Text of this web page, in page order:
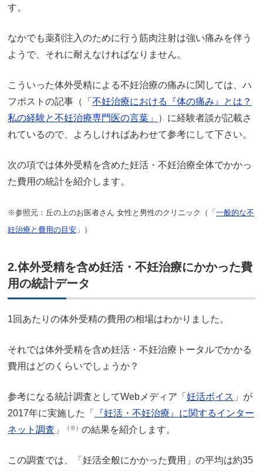
す。
なかでも薬剤注入のために行う筋肉注射は強い痛みを伴う
ようで、それに耐えなければなりません。
こういった体外受精による不妊治療の痛みに関しては、ハ
フポストの記事（「 不妊治療における『体の痛み』とは？
私の経験と不妊治療専門医の言葉」
）に経験者談が記載さ
れているので、よろしければあわせて参考にして下さい。
次の項では体外受精を含めた妊活・不妊治療全体でかかっ
た費用の統計を紹介します。
※参照元：丘の上のお医者さん 女性と男性のクリニック（「 一般的な不
妊治療と費用の目安 」）
2.体外受精を含め妊活・不妊治療にかかった費
用の統計データ
1回あたりの体外受精の費用の相場はわかりました。
それでは体外受精を含め妊活・不妊治療トータルでかかる
費用はどのくらいでしょうか？
参考になる統計調査としてWebメディア「 妊活ボイス 」が
2017年に実施した「
『妊活・不妊治療』に関するインター
ネット調査 」 （※） の結果を紹介します。
この調査では、「妊活全般にかかった費用」の平均は約35